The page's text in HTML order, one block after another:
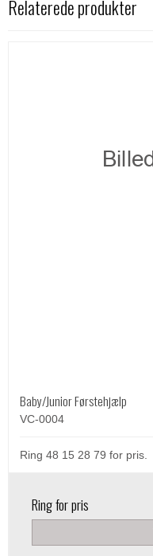
Relaterede produkter
Baby/Junior Førstehjælp
VC-0004
Ring 48 15 28 79 for pris.
Ring for pris